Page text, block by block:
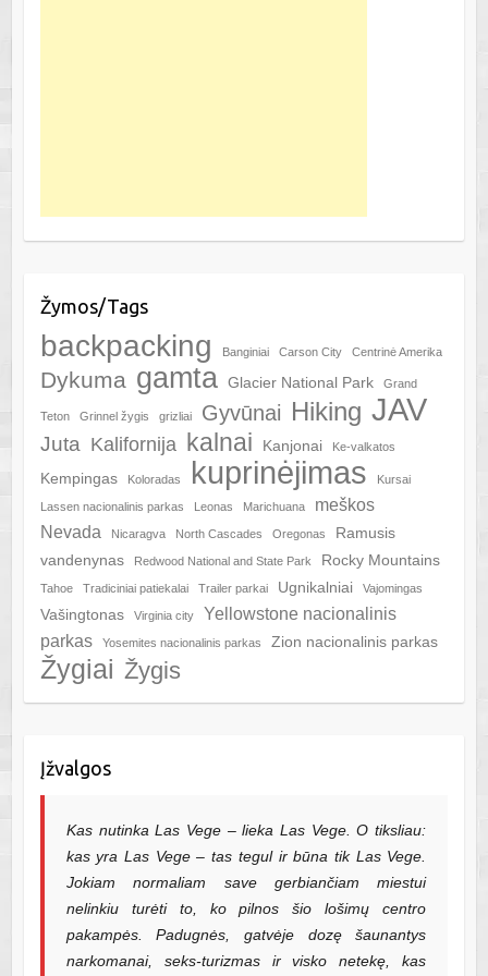
Žymos/Tags
backpacking Banginiai Carson City Centrinė Amerika
Dykuma gamta Glacier National Park Grand
Teton Grinnel žygis grizliai Gyvūnai Hiking JAV
Juta Kalifornija kalnai Kanjonai Ke-valkatos
Kempingas Koloradas kuprinėjimas Kursai
Lassen nacionalinis parkas Leonas Marichuana
meškos
Nevada
Nicaragva North Cascades Oregonas
Ramusis
vandenynas
Redwood National and State Park Rocky Mountains
Tahoe Tradiciniai patiekalai Trailer parkai Ugnikalniai Vajomingas
Vašingtonas Virginia city
Yellowstone nacionalinis
parkas
Yosemites nacionalinis parkas Zion nacionalinis parkas
Žygiai Žygis
Įžvalgos
Kas nutinka Las Vege – lieka Las Vege. O tiksliau:
kas yra Las Vege – tas tegul ir būna tik Las Vege.
Jokiam normaliam save gerbiančiam miestui
nelinkiu turėti to, ko pilnos šio lošimų centro
pakampės. Padugnės, gatvėje dozę šaunantys
narkomanai, seks-turizmas ir visko netekę, kas